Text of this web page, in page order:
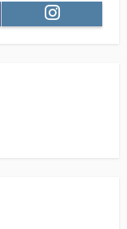
Instagram